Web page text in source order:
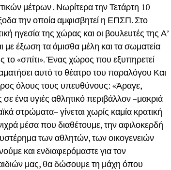
μέτρων . Νωρίτερα την Τετάρτη 10
την οποία αμφισβητεί η ΕΠΣΠ. Στο
ηγεσία της χώρας και οι βουλευτές της Α’
με έξωση τα άμισθα μέλη και τα σωματεία
το «σπίτι». Ένας χώρος που εξυπηρετεί
αυτό το θέατρο του παραλόγου Και
όλους τους υπευθύνους: «Άραγε,
ένα υγιές αθλητικό περιβάλλον –μακριά
στρώματα– γίνεται χωρίς καμία κρατική
μέσα που διαθέτουμε, την αφιλοκερδή
των αθλητών, των οικογενειών
και ενδιαφερόμαστε για τον
μας, θα δώσουμε τη μάχη όπου